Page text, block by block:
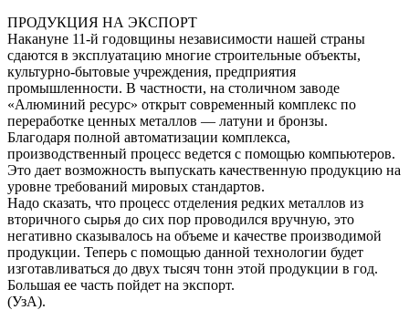
ПРОДУКЦИЯ НА ЭКСПОРТ
Накануне 11-й годовщины независимости нашей страны
сдаются в эксплуатацию многие строительные объекты,
культурно-бытовые учреждения, предприятия
промышленности. В частности, на столичном заводе
«Алюминий ресурс» открыт современный комплекс по
переработке ценных металлов — латуни и бронзы.
Благодаря полной автоматизации комплекса,
производственный процесс ведется с помощью компьютеров.
Это дает возможность выпускать качественную продукцию на
уровне требований мировых стандартов.
Надо сказать, что процесс отделения редких металлов из
вторичного сырья до сих пор проводился вручную, это
негативно сказывалось на объеме и качестве производимой
продукции. Теперь с помощью данной технологии будет
изготавливаться до двух тысяч тонн этой продукции в год.
Большая ее часть пойдет на экспорт.
(УзА).